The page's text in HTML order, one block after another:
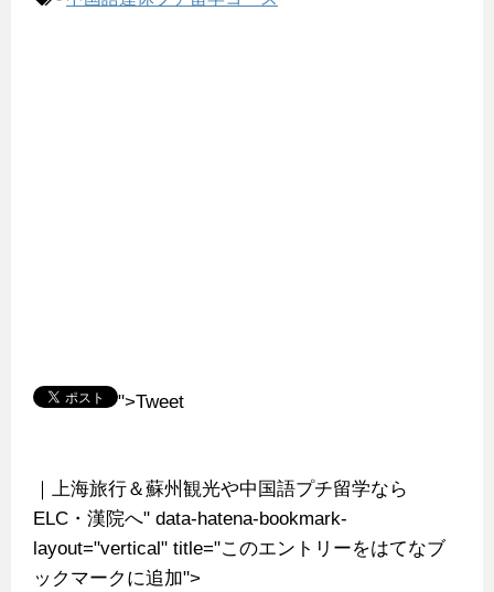
">Tweet
｜上海旅行＆蘇州観光や中国語プチ留学なら
ELC・漢院へ" data-hatena-bookmark-
layout="vertical" title="このエントリーをはてなブ
ックマークに追加">